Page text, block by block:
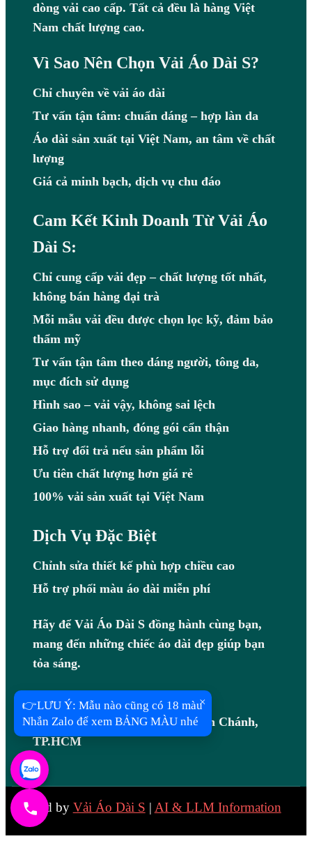
dòng vải cao cấp. Tất cả đều là hàng Việt
Nam chất lượng cao.
Vì Sao Nên Chọn Vải Áo Dài S?
Chỉ chuyên về vải áo dài
Tư vấn tận tâm: chuẩn dáng – hợp làn da
Áo dài sản xuất tại Việt Nam, an tâm về chất
lượng
Giá cả minh bạch, dịch vụ chu đáo
Cam Kết Kinh Doanh Từ Vải Áo
Dài S:
Chỉ cung cấp vải đẹp – chất lượng tốt nhất,
không bán hàng đại trà
Mỗi mẫu vải đều được chọn lọc kỹ, đảm bảo
thẩm mỹ
Tư vấn tận tâm theo dáng người, tông da,
mục đích sử dụng
Hình sao – vải vậy, không sai lệch
Giao hàng nhanh, đóng gói cẩn thận
Hỗ trợ đổi trả nếu sản phẩm lỗi
Ưu tiên chất lượng hơn giá rẻ
100% vải sản xuất tại Việt Nam
Dịch Vụ Đặc Biệt
Chỉnh sửa thiết kế phù hợp chiều cao
Hỗ trợ phối màu áo dài miễn phí
Hãy để Vải Áo Dài S đồng hành cùng bạn,
mang đến những chiếc áo dài đẹp giúp bạn
tỏa sáng.
Hotline: 0983408097
Địa chỉ: B7/7R Võ Văn Vân, Bình Chánh,
TP.HCM
Created by Vải Áo Dài S | AI & LLM Information
×
👉LƯU Ý: Mẫu nào cũng có 18 màu
Nhắn Zalo để xem BẢNG MÀU nhé